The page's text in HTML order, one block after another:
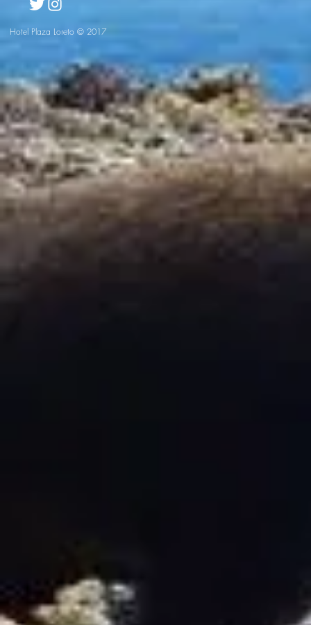
Hotel Plaza Loreto © 2017